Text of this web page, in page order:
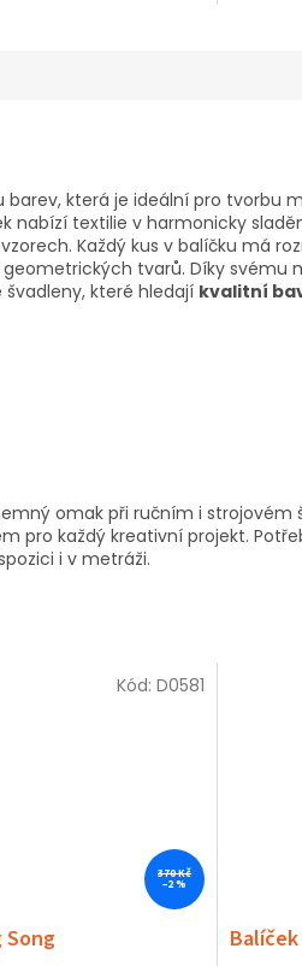
která je ideální pro tvorbu
nabízí textilie v harmonicky
Každý kus v balíčku má
tvarů. Díky svému
které hledají kvalitní
omak při ručním i strojovém
pro každý kreativní projekt.
i v metráži.
370 Kč
–2 %
Song
Kód: D0581